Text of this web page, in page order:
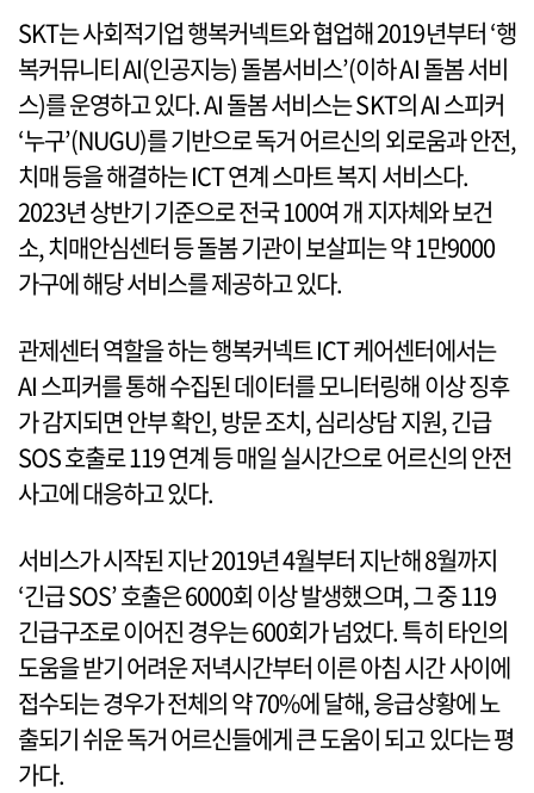
SKT는 사회적기업 행복커넥트와 협업해 2019년부터 ‘행
복커뮤니티 AI(인공지능) 돌봄서비스’(이하 AI 돌봄 서비
스)를 운영하고 있다. AI 돌봄 서비스는 SKT의 AI 스피커
‘누구’(NUGU)를 기반으로 독거 어르신의 외로움과 안전,
치매 등을 해결하는 ICT 연계 스마트 복지 서비스다.
2023년 상반기 기준으로 전국 100여 개 지자체와 보건
소, 치매안심센터 등 돌봄 기관이 보살피는 약 1만9000
가구에 해당 서비스를 제공하고 있다.
관제센터 역할을 하는 행복커넥트 ICT 케어센터에서는
AI 스피커를 통해 수집된 데이터를 모니터링해 이상 징후
가 감지되면 안부 확인, 방문 조치, 심리상담 지원, 긴급
SOS 호출로 119 연계 등 매일 실시간으로 어르신의 안전
사고에 대응하고 있다.
서비스가 시작된 지난 2019년 4월부터 지난해 8월까지
‘긴급 SOS’ 호출은 6000회 이상 발생했으며, 그 중 119
긴급구조로 이어진 경우는 600회가 넘었다. 특히 타인의
도움을 받기 어려운 저녁시간부터 이른 아침 시간 사이에
접수되는 경우가 전체의 약 70%에 달해, 응급상황에 노
출되기 쉬운 독거 어르신들에게 큰 도움이 되고 있다는 평
가다.